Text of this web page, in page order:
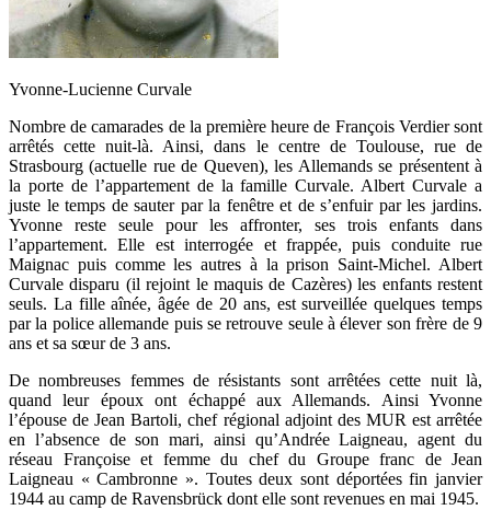
Yvonne-Lucienne Curvale
Nombre de camarades de la première heure de François Verdier sont
arrêtés cette nuit-là. Ainsi, dans le centre de Toulouse, rue de
Strasbourg (actuelle rue de Queven), les Allemands se présentent à
la porte de l’appartement de la famille Curvale. Albert Curvale a
juste le temps de sauter par la fenêtre et de s’enfuir par les jardins.
Yvonne reste seule pour les affronter, ses trois enfants dans
l’appartement. Elle est interrogée et frappée, puis conduite rue
Maignac puis comme les autres à la prison Saint-Michel. Albert
Curvale disparu (il rejoint le maquis de Cazères) les enfants restent
seuls. La fille aînée, âgée de 20 ans, est surveillée quelques temps
par la police allemande puis se retrouve seule à élever son frère de 9
ans et sa sœur de 3 ans.
De nombreuses femmes de résistants sont arrêtées cette nuit là,
quand leur époux ont échappé aux Allemands. Ainsi Yvonne
l’épouse de Jean Bartoli, chef régional adjoint des MUR est arrêtée
en l’absence de son mari, ainsi qu’Andrée Laigneau, agent du
réseau Françoise et femme du chef du Groupe franc de Jean
Laigneau « Cambronne ». Toutes deux sont déportées fin janvier
1944 au camp de Ravensbrück dont elle sont revenues en mai 1945.